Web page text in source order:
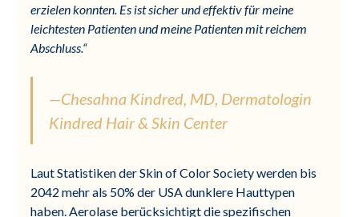
erzielen konnten. Es ist sicher und effektiv für meine
leichtesten Patienten und meine Patienten mit reichem
Abschluss.“
—Chesahna Kindred, MD, Dermatologin
Kindred Hair & Skin Center
Laut Statistiken der Skin of Color Society werden bis
2042 mehr als 50% der USA dunklere Hauttypen
haben. Aerolase berücksichtigt die spezifischen